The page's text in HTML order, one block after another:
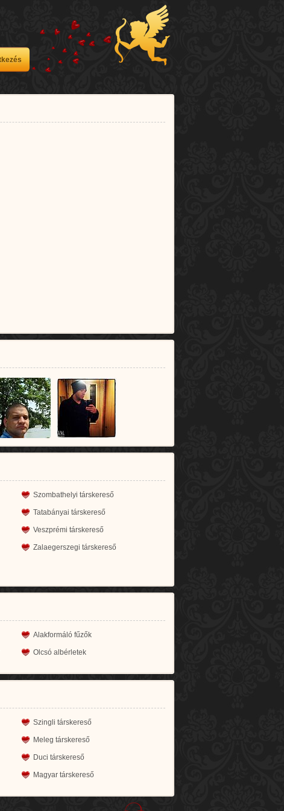
Szombathelyi társkereső
Tatabányai társkereső
Veszprémi társkereső
Zalaegerszegi társkereső
Alakformáló fűzők
Olcsó albérletek
Szingli társkereső
Meleg társkereső
Duci társkereső
Magyar társkereső